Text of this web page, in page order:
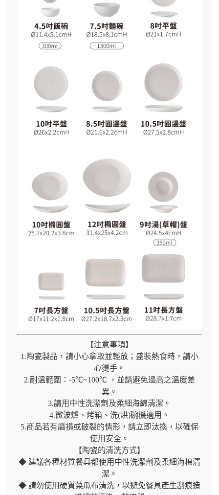
【注意事項】
1.陶瓷製品，請小心拿取並輕放；盛裝熱食時，請小
心燙手。
2.耐溫範圍：-5℃~100℃ ，並請避免過高之溫度差
異。
3.請用中性洗潔劑及柔細海綿清潔。
4.微波爐、烤箱、洗(烘)碗機適用。
5.商品若有磨損或破裂的情形，請立即汰換，以確保
使用安全。
【陶瓷的清洗方式】
◆ 建議各種材質餐具都使用中性洗潔劑及柔細海棉清
潔。
◆ 請勿使用硬質菜瓜布清洗，以避免餐具產生刮痕造